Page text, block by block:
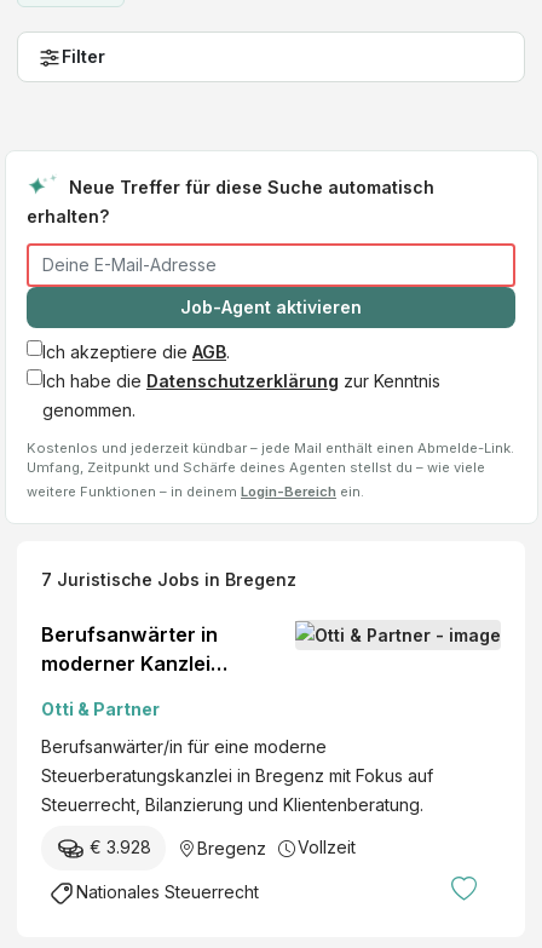
Filter
Neue Treffer für diese Suche automatisch
erhalten?
Job-Agent aktivieren
Ich akzeptiere die AGB.
Ich habe die Datenschutzerklärung zur Kenntnis
genommen.
Kostenlos und jederzeit kündbar – jede Mail enthält einen Abmelde-Link.
Umfang, Zeitpunkt und Schärfe deines Agenten stellst du – wie viele
weitere Funktionen – in deinem Login-Bereich ein.
7 Juristische Jobs in Bregenz
Berufsanwärter in
moderner Kanzlei
Otti & Partner
Berufsanwärter/in für eine moderne
Steuerberatungskanzlei in Bregenz mit Fokus auf
Steuerrecht, Bilanzierung und Klientenberatung.
€ 3.928 Bregenz Vollzeit
Nationales Steuerrecht